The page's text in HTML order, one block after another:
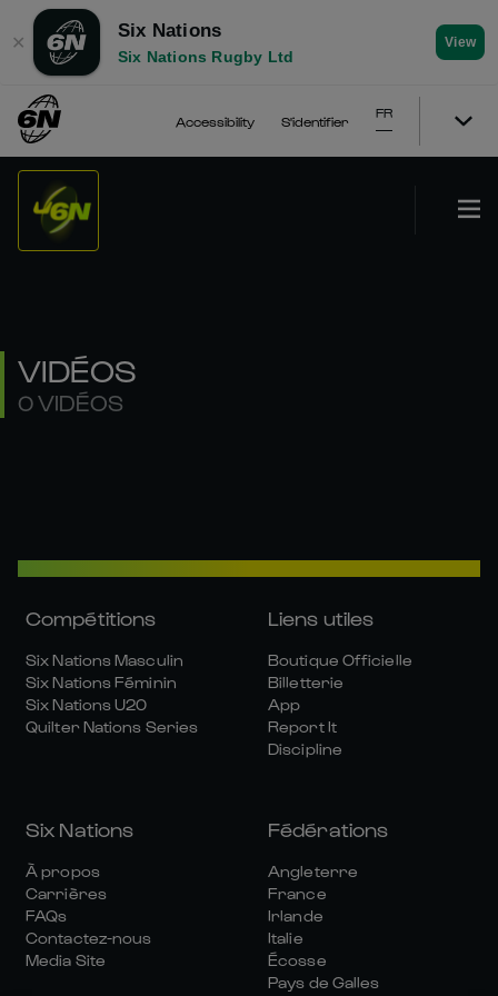
✕
Six Nations
Six Nations Rugby Ltd
View
Accessibility S'identifier
FR
VIDÉOS
0 VIDÉOS
Compétitions
Six Nations Masculin
Six Nations Féminin
Six Nations U20
Quilter Nations Series
Liens utiles
Boutique Officielle
Billetterie
App
Report It
Discipline
Six Nations
À propos
Carrières
FAQs
Contactez-nous
Media Site
Fédérations
Angleterre
France
Irlande
Italie
Écosse
Pays de Galles